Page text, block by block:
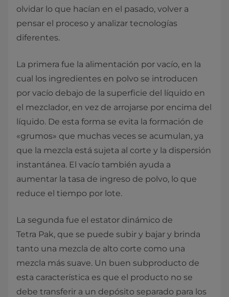
olvidar lo que hacían en el pasado, volver a
pensar el proceso y analizar tecnologías
diferentes.
La primera fue la alimentación por vacío, en la
cual los ingredientes en polvo se introducen
por vacío debajo de la superficie del líquido en
el mezclador, en vez de arrojarse por encima del
líquido. De esta forma se evita la formación de
«grumos» que muchas veces se acumulan, ya
que la mezcla está sujeta al corte y la dispersión
instantánea. El vacío también ayuda a
aumentar la tasa de ingreso de polvo, lo que
reduce el tiempo por lote.
La segunda fue el estator dinámico de
Tetra Pak, que se puede subir y bajar y brinda
tanto una mezcla de alto corte como una
mezcla más suave. Un buen subproducto de
esta característica es que el producto no se
debe transferir a un depósito separado para los